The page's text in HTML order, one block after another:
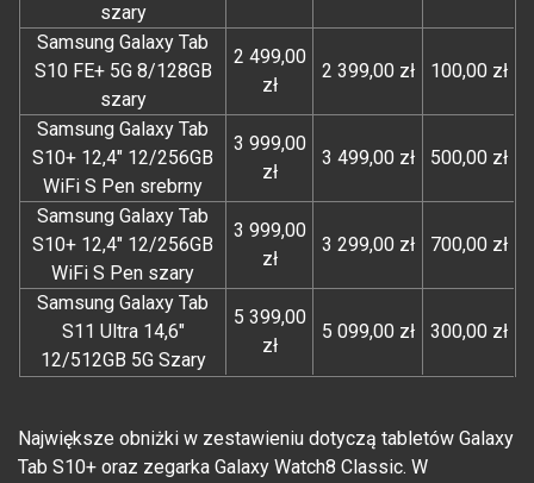
szary
Samsung Galaxy Tab
S10 FE+ 5G 8/128GB
szary
2 499,00
zł
2 399,00 zł 100,00 zł
Samsung Galaxy Tab
S10+ 12,4" 12/256GB
WiFi S Pen srebrny
3 999,00
zł
3 499,00 zł 500,00 zł
Samsung Galaxy Tab
S10+ 12,4" 12/256GB
WiFi S Pen szary
3 999,00
zł
3 299,00 zł 700,00 zł
Samsung Galaxy Tab
S11 Ultra 14,6"
12/512GB 5G Szary
5 399,00
zł
5 099,00 zł 300,00 zł
Największe obniżki w zestawieniu dotyczą tabletów Galaxy
Tab S10+ oraz zegarka Galaxy Watch8 Classic. W